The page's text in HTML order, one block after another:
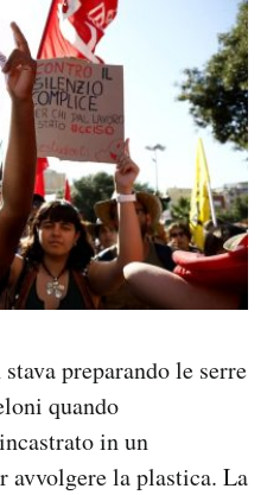
preparando le serre
quando
in un
la plastica. La